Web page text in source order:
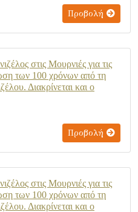
Προβολή
στις Μουρνιές για τις
των 100 χρόνων από τη
Διακρίνεται και ο
Προβολή
στις Μουρνιές για τις
των 100 χρόνων από τη
Διακρίνεται και ο